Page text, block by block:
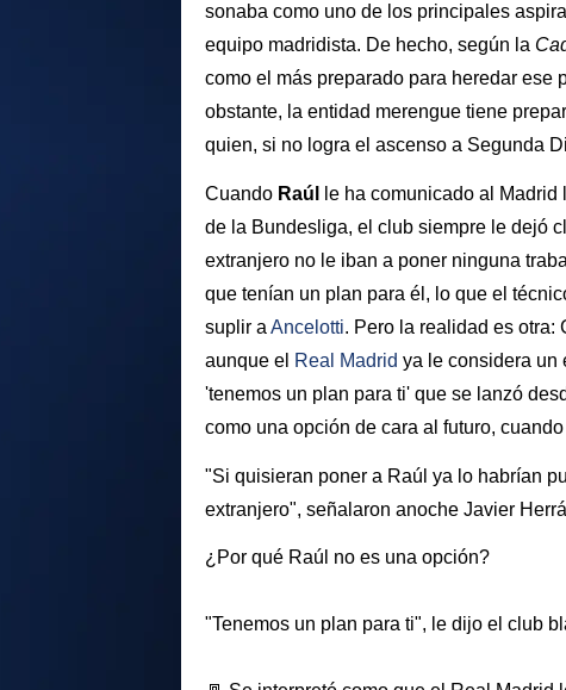
sonaba como uno de los principales
equipo madridista. De hecho, según la
como el más preparado para heredar
obstante, la entidad merengue tiene
quien, si no logra el ascenso a Segunda
Cuando Raúl
le ha comunicado al
de la Bundesliga, el club siempre le dejó
extranjero no le iban a poner ninguna
que tenían un plan para él, lo que el
suplir a Ancelotti. Pero la realidad es otra:
aunque el Real Madrid ya le considera un
'tenemos un plan para ti' que se lanzó
como una opción de cara al futuro,
"Si quisieran poner a Raúl ya lo habrían
extranjero", señalaron anoche Javier
¿Por qué Raúl no es una opción?
"Tenemos un plan para ti", le dijo el club